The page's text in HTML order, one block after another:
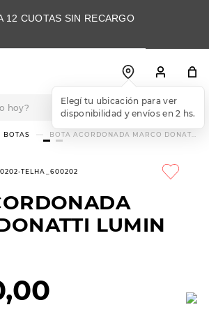
12 CUOTAS SIN RECARGO
Elegí tu ubicación para ver
disponibilidad y envíos en 2 hs.
BOTAS
BOTA ACORDONADA MARCO DONATTI
LUMIN
TELHA_600202
LUMIN
,00
TÉRMINOS MÁS
BUSCADOS
1.
3.
skechers slip-ins